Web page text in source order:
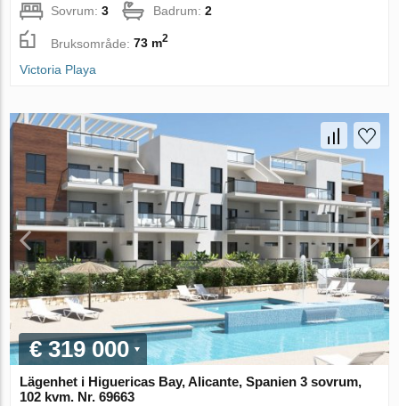
Sovrum:3 Badrum:2
Bruksområde:73 m2
Victoria Playa
€ 319 000
Lägenhet i Higuericas Bay, Alicante, Spanien 3 sovrum,
102 kvm. Nr. 69663